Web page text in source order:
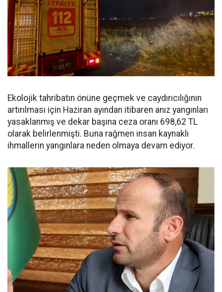
Ekolojik tahribatın önüne geçmek ve caydırıcılığının
artırılması için Haziran ayından itibaren anız yangınları
yasaklanmış ve dekar başına ceza oranı 698,62 TL
olarak belirlenmişti. Buna rağmen insan kaynaklı
ihmallerin yangınlara neden olmaya devam ediyor.